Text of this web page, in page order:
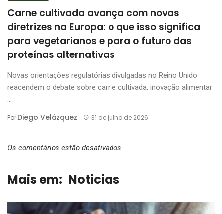
Carne cultivada avança com novas
diretrizes na Europa: o que isso significa
para vegetarianos e para o futuro das
proteínas alternativas
Novas orientações regulatórias divulgadas no Reino Unido
reacendem o debate sobre carne cultivada, inovação alimentar
PorDiego Velázquez 31 de julho de 2026
Os comentários estão desativados.
Mais em: Noticias